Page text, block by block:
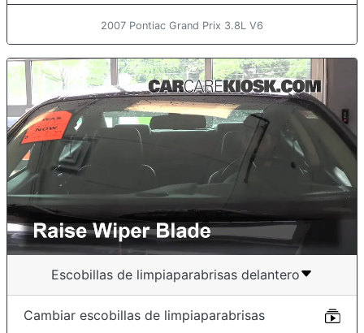
2007 Pontiac Grand Prix 3.8L V6
Escobillas de limpiaparabrisas delantero
Cambiar escobillas de limpiaparabrisas